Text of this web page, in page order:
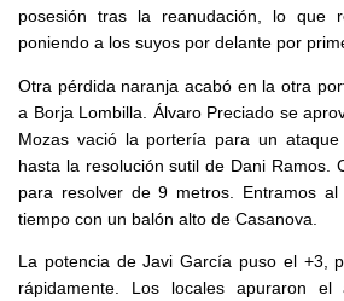
posesión tras la reanudación, lo que
poniendo a los suyos por delante por
Otra pérdida naranja acabó en la otra
a Borja Lombilla. Álvaro Preciado se
Mozas vació la portería para un
hasta la resolución sutil de Dani Ramos.
para resolver de 9 metros. Entramos
tiempo con un balón alto de Casanova.
La potencia de Javi García puso el +3,
rápidamente. Los locales apuraron